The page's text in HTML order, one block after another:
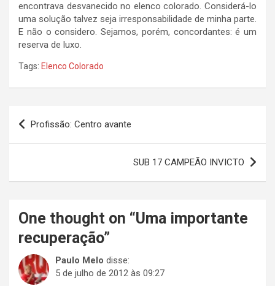
encontrava desvanecido no elenco colorado. Considerá-lo
uma solução talvez seja irresponsabilidade de minha parte.
E não o considero. Sejamos, porém, concordantes: é um
reserva de luxo.
Tags: Elenco Colorado
Navegação
de
Profissão: Centro avante
SUB 17 CAMPEÃO INVICTO
One thought on “Uma importante
recuperação”
Paulo Melo disse:
5 de julho de 2012 às 09:27